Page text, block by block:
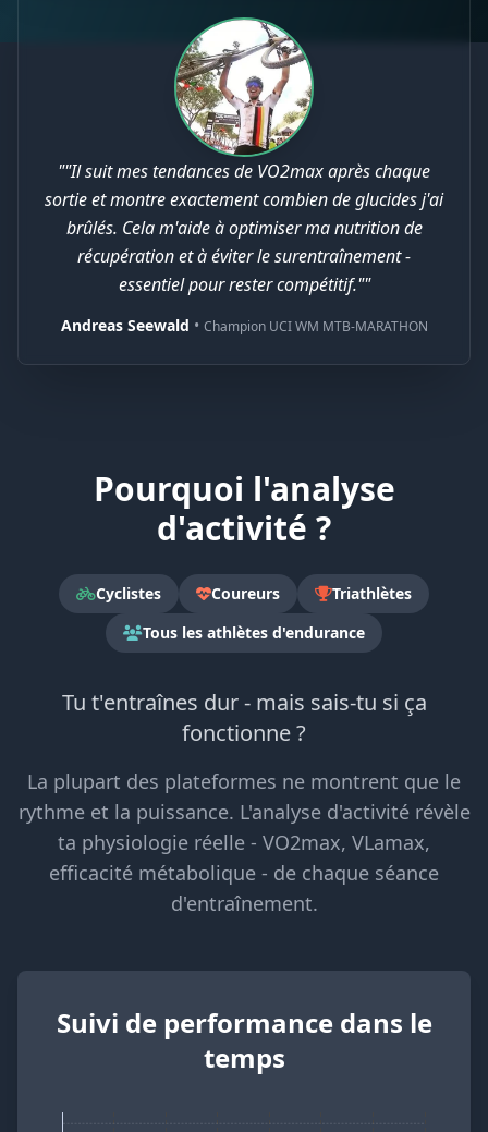
""Il suit mes tendances de VO2max après chaque
sortie et montre exactement combien de glucides j'ai
brûlés. Cela m'aide à optimiser ma nutrition de
récupération et à éviter le surentraînement -
essentiel pour rester compétitif.""
Andreas Seewald • Champion UCI WM MTB-MARATHON
Pourquoi l'analyse
d'activité ?
Cyclistes Coureurs
Triathlètes
Tous les athlètes d'endurance
Tu t'entraînes dur - mais sais-tu si ça
fonctionne ?
La plupart des plateformes ne montrent que le
rythme et la puissance. L'analyse d'activité révèle
ta physiologie réelle - VO2max, VLamax,
efficacité métabolique - de chaque séance
d'entraînement.
Suivi de performance dans le
temps